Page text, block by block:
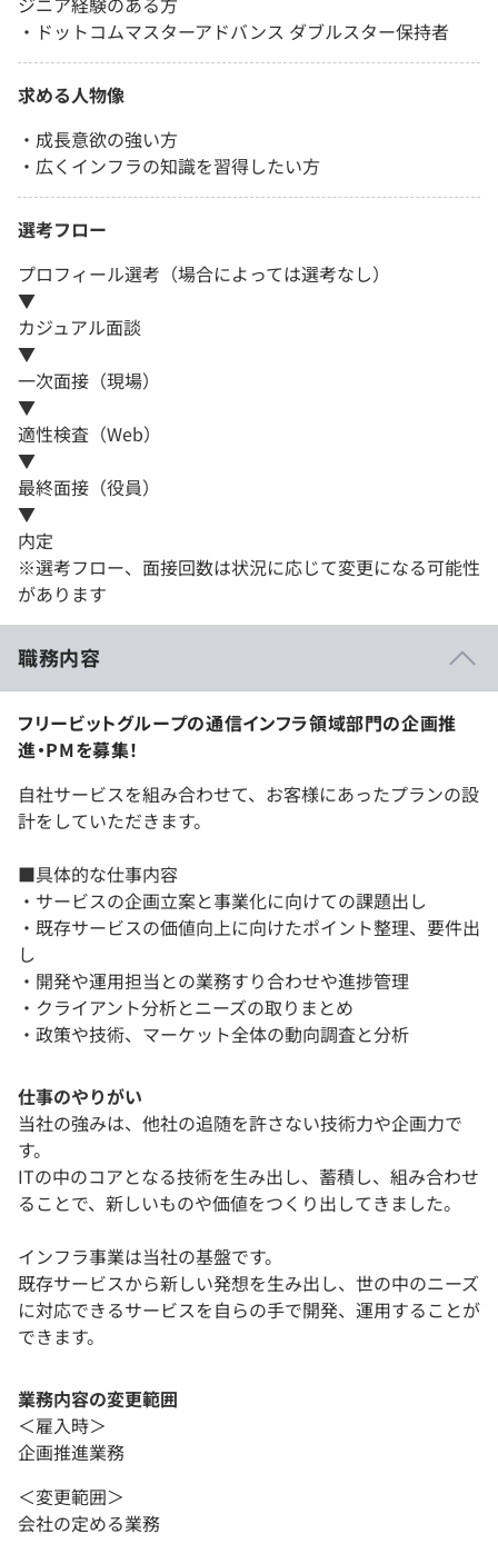
・ドットコムマスターアドバンス ダブルスター保持者
求める人物像
・成長意欲の強い方
・広くインフラの知識を習得したい方
選考フロー
プロフィール選考（場合によっては選考なし）
▼
カジュアル面談
▼
一次面接（現場）
▼
適性検査（Web）
▼
最終面接（役員）
▼
内定
※選考フロー、面接回数は状況に応じて変更になる可能性
があります
職務内容
フリービットグループの通信インフラ領域部門の企画推
進・PMを募集！
自社サービスを組み合わせて、お客様にあったプランの設
計をしていただきます。
■具体的な仕事内容
・サービスの企画立案と事業化に向けての課題出し
・既存サービスの価値向上に向けたポイント整理、要件出
し
・開発や運用担当との業務すり合わせや進捗管理
・クライアント分析とニーズの取りまとめ
・政策や技術、マーケット全体の動向調査と分析
仕事のやりがい
当社の強みは、他社の追随を許さない技術力や企画力で
す。
ITの中のコアとなる技術を生み出し、蓄積し、組み合わせ
ることで、新しいものや価値をつくり出してきました。
インフラ事業は当社の基盤です。
既存サービスから新しい発想を生み出し、世の中のニーズ
に対応できるサービスを自らの手で開発、運用することが
できます。
業務内容の変更範囲
＜雇入時＞
企画推進業務
＜変更範囲＞
会社の定める業務